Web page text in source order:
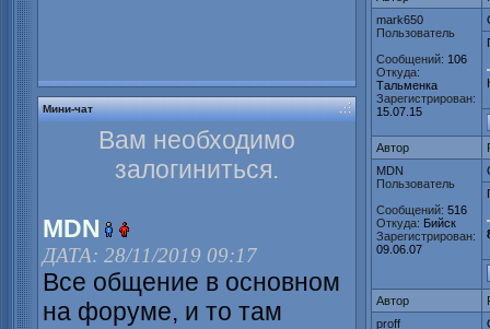
Мини-чат
Вам необходимо
залогиниться.
MDN
ДАТА: 28/11/2019 09:17
Все общение в основном
на форуме, и то там
mark650
Пользователь
Сообщений: 106
Откуда:
Тальменка
Зарегистрирован:
15.07.15
Автор
MDN
Пользователь
Сообщений: 516
Откуда: Бийск
Зарегистрирован:
09.06.07
Автор
proff